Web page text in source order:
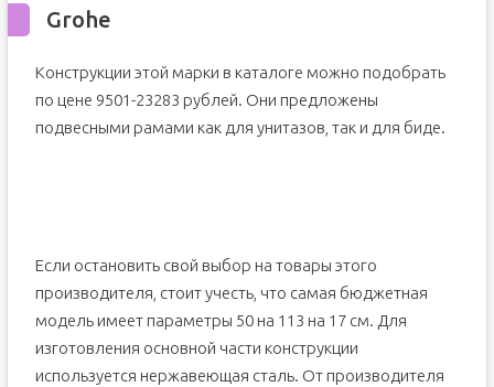
Grohe
Конструкции этой марки в каталоге можно подобрать
по цене 9501-23283 рублей. Они предложены
подвесными рамами как для унитазов, так и для биде.
Если остановить свой выбор на товары этого
производителя, стоит учесть, что самая бюджетная
модель имеет параметры 50 на 113 на 17 см. Для
изготовления основной части конструкции
используется нержавеющая сталь. От производителя